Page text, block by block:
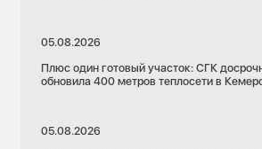
05.08.2026
Плюс один готовый участок: СГК
обновила 400 метров теплосети в
05.08.2026